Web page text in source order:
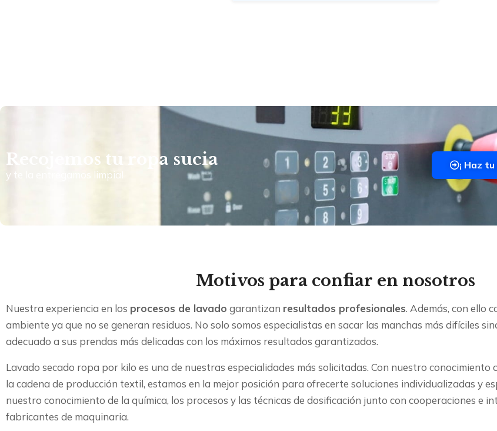
Recojemos tu ropa sucia
y te la entregamos limpia!
¡ Haz
Motivos para confiar en nosotros
Nuestra experiencia en los procesos de lavado garantizan resultados profesionales. Además, con ello
ambiente ya que no se generan residuos. No solo somos especialistas en sacar las manchas más difíciles
adecuado a sus prendas más delicadas con los máximos resultados garantizados.
Lavado secado ropa por kilo es una de nuestras especialidades más solicitadas. Con nuestro
la cadena de producción textil, estamos en la mejor posición para ofrecerte soluciones individualizadas y
nuestro conocimiento de la química, los procesos y las técnicas de dosificación junto con cooperaciones e
fabricantes de maquinaria.